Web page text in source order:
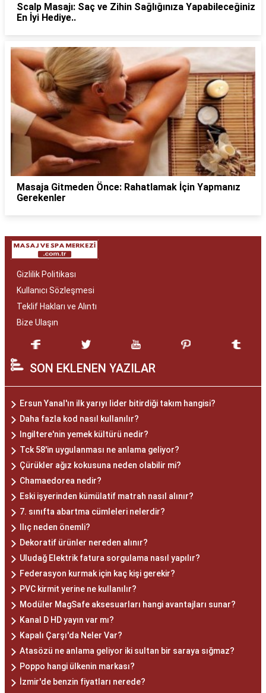
Scalp Masajı: Saç ve Zihin Sağlığınıza Yapabileceğiniz
En İyi Hediye..
Masaja Gitmeden Önce: Rahatlamak İçin Yapmanız
Gerekenler
Gizlilik Politikası
Kullanıcı Sözleşmesi
Teklif Hakları ve Alıntı
Bize Ulaşın
SON EKLENEN YAZILAR
Ersun Yanal'ın ilk yarıyı lider bitirdiği takım hangisi?
Daha fazla kod nasıl kullanılır?
Ingiltere'nin yemek kültürü nedir?
Tck 58'in uygulanması ne anlama geliyor?
Çürükler ağız kokusuna neden olabilir mi?
Chamaedorea nedir?
Eski işyerinden kümülatif matrah nasıl alınır?
7. sınıfta abartma cümleleri nelerdir?
Ilıç neden önemli?
Dekoratif ürünler nereden alınır?
Uludağ Elektrik fatura sorgulama nasıl yapılır?
Federasyon kurmak için kaç kişi gerekir?
PVC kirmit yerine ne kullanılır?
Modüler MagSafe aksesuarları hangi avantajları sunar?
Kanal D HD yayın var mı?
Kapalı Çarşı'da Neler Var?
Atasözü ne anlama geliyor iki sultan bir saraya sığmaz?
Poppo hangi ülkenin markası?
İzmir'de benzin fiyatları nerede?